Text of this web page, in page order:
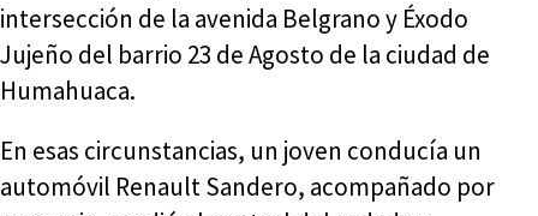
intersección de la avenida Belgrano y Éxodo
Jujeño del barrio 23 de Agosto de la ciudad de
Humahuaca.
En esas circunstancias, un joven conducía un
automóvil Renault Sandero, acompañado por